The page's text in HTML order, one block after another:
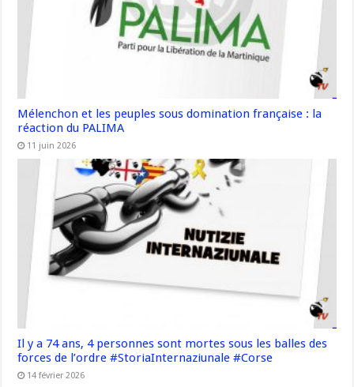
Mélenchon et les peuples sous domination française : la
réaction du PALIMA
11 juin 2026
Il y a 74 ans, 4 personnes sont mortes sous les balles des
forces de l’ordre #StoriaInternaziunale #Corse
14 février 2026